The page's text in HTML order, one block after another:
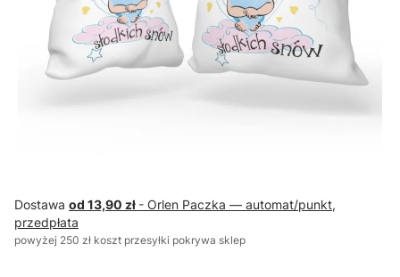
Dostawa od 13,90 zł - Orlen Paczka — automat/punkt,
przedpłata
powyżej 250 zł koszt przesyłki pokrywa sklep